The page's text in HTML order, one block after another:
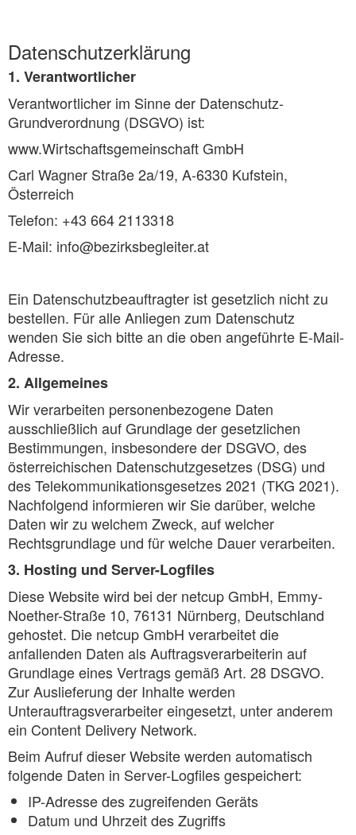
Datenschutzerklärung
1. Verantwortlicher
Verantwortlicher im Sinne der Datenschutz-
Grundverordnung (DSGVO) ist:
www.Wirtschaftsgemeinschaft GmbH
Carl Wagner Straße 2a/19, A-6330 Kufstein,
Österreich
Telefon: +43 664 2113318
E-Mail: info@bezirksbegleiter.at
Ein Datenschutzbeauftragter ist gesetzlich nicht zu
bestellen. Für alle Anliegen zum Datenschutz
wenden Sie sich bitte an die oben angeführte E-Mail-
Adresse.
2. Allgemeines
Wir verarbeiten personenbezogene Daten
ausschließlich auf Grundlage der gesetzlichen
Bestimmungen, insbesondere der DSGVO, des
österreichischen Datenschutzgesetzes (DSG) und
des Telekommunikationsgesetzes 2021 (TKG 2021).
Nachfolgend informieren wir Sie darüber, welche
Daten wir zu welchem Zweck, auf welcher
Rechtsgrundlage und für welche Dauer verarbeiten.
3. Hosting und Server-Logfiles
Diese Website wird bei der netcup GmbH, Emmy-
Noether-Straße 10, 76131 Nürnberg, Deutschland
gehostet. Die netcup GmbH verarbeitet die
anfallenden Daten als Auftragsverarbeiterin auf
Grundlage eines Vertrags gemäß Art. 28 DSGVO.
Zur Auslieferung der Inhalte werden
Unterauftragsverarbeiter eingesetzt, unter anderem
ein Content Delivery Network.
Beim Aufruf dieser Website werden automatisch
folgende Daten in Server-Logfiles gespeichert:
IP-Adresse des zugreifenden Geräts
Datum und Uhrzeit des Zugriffs